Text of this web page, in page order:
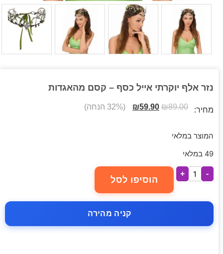
נזר אלף יוקרתי אייל כסף – קסם מהאגדות
מחיר: ₪89.00
₪59.90 (32% הנחה)
המוצר במלאי
49 במלאי
-
+
הוסיפו לסל
קניה מהירה